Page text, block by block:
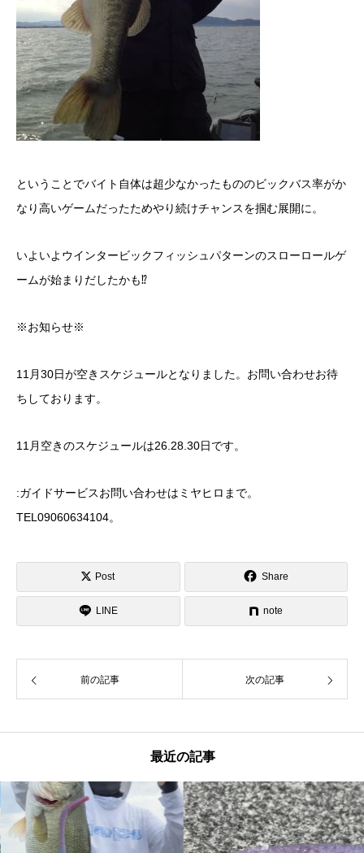
ということでバイト自体は超少なかったもののビックバス率がか
なり高いゲームだったためやり続けチャンスを掴む展開に。
いよいよウインタービックフィッシュパターンのスローロールゲ
ームが始まりだしたかも⁉
※お知らせ※
11月30日が空きスケジュールとなりました。お問い合わせお待
ちしております。
11月空きのスケジュールは26.28.30日です。
:ガイドサービスお問い合わせはミヤヒロまで。
TEL09060634104。
Post Share
LINE note
前の記事 次の記事
最近の記事